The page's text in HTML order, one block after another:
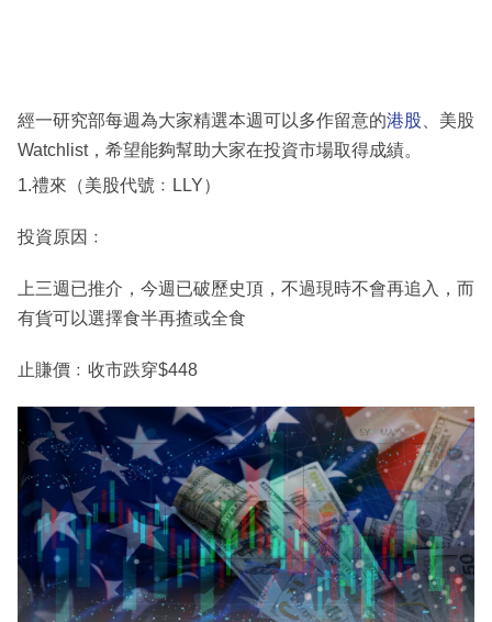
區
經一研究部每週為大家精選本週可以多作留意的港股 、美股
Watchlist，希望能夠幫助大家在投資市場取得成績。
1.禮來（美股代號﹕LLY）
投資原因﹕
上三週已推介，今週已破歷史頂，不過現時不會再追入，而
有貨可以選擇食半再揸或全食
止賺價﹕收市跌穿$448